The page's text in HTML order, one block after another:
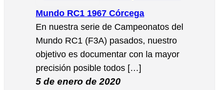
Mundo RC1 1967 Córcega
En nuestra serie de Campeonatos del
Mundo RC1 (F3A) pasados, nuestro
objetivo es documentar con la mayor
precisión posible todos […]
5 de enero de 2020